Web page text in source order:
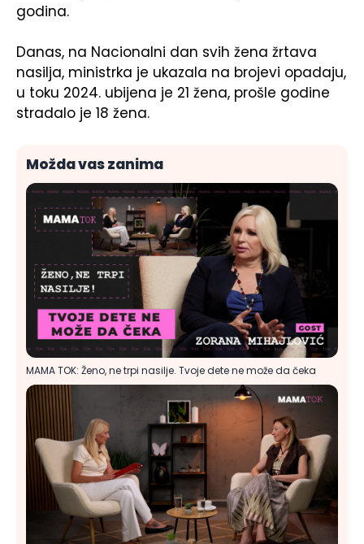
godina.
Danas, na Nacionalni dan svih žena žrtava
nasilja, ministrka je ukazala na brojevi opadaju,
u toku 2024. ubijena je 21 žena, prošle godine
stradalo je 18 žena.
Možda vas zanima
MAMA TOK: Ženo, ne trpi nasilje. Tvoje dete ne može da čeka